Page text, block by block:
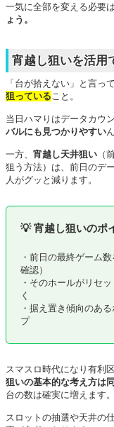
一気に全部を変える必要
ょう。
宵越し狙いを活用
「台が拾えない」と言っ
狙っていること。
当日ハマりはデータカウ
バルにも見つかりやすい
一方、 宵越し天井狙い （
狙う方法）は、前日のデ
人がグッと減ります。
💡 宵越し狙いのポ
・前日の最終ゲーム
確認）
・そのホールがリセ
く
・据え置き傾向のあ
プ
スマスロ時代になり有利
狙いの基本的な考え方は
台の数は確実に増えます。
スロットの抽選や天井の